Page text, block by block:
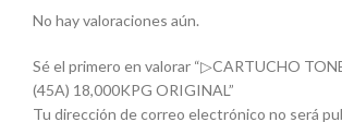
No hay valoraciones aún.
Sé el primero en valorar “▷CARTUCHO
(45A) 18,000KPG ORIGINAL”
Tu dirección de correo electrónico no será